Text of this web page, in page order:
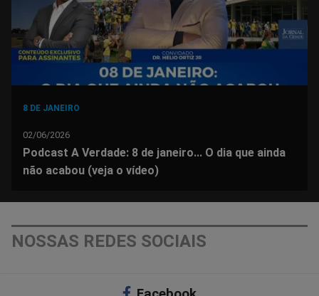
8 DE JANEIRO
02/06/2026
Podcast A Verdade: 8 de janeiro... O dia que ainda
não acabou (veja o vídeo)
NOSSAS REDES SOCIAIS